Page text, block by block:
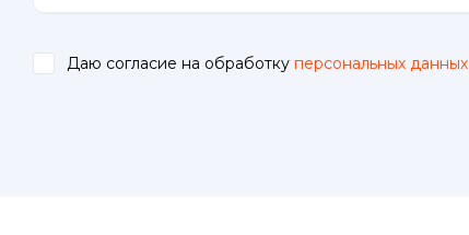
Даю согласие на обработку персональных данных